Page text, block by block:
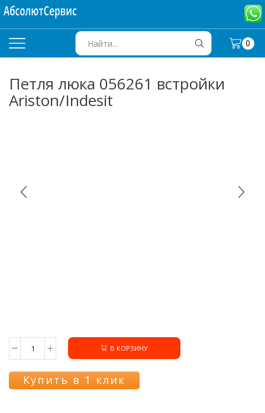
INPUT
0
Петля люка 056261 встройки
Ariston/Indesit
Количество
товара
Петля
люка
В КОРЗИНУ
Купить в 1 клик